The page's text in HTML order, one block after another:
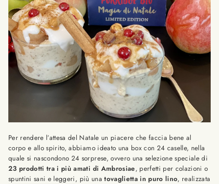
Per rendere l’attesa del Natale un piacere che faccia bene al
corpo e allo spirito, abbiamo ideato una box con 24 caselle, nella
quale si nascondono 24 sorprese, ovvero una selezione speciale di
23 prodotti tra i più amati di Ambrosiae, perfetti per colazioni o
spuntini sani e leggeri, più unatovaglietta in puro lino, realizzata